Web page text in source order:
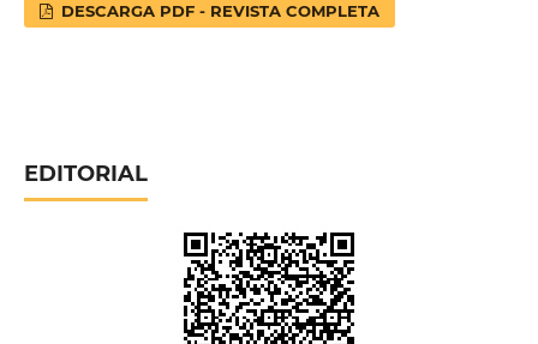
DESCARGA PDF - REVISTA COMPLETA
EDITORIAL